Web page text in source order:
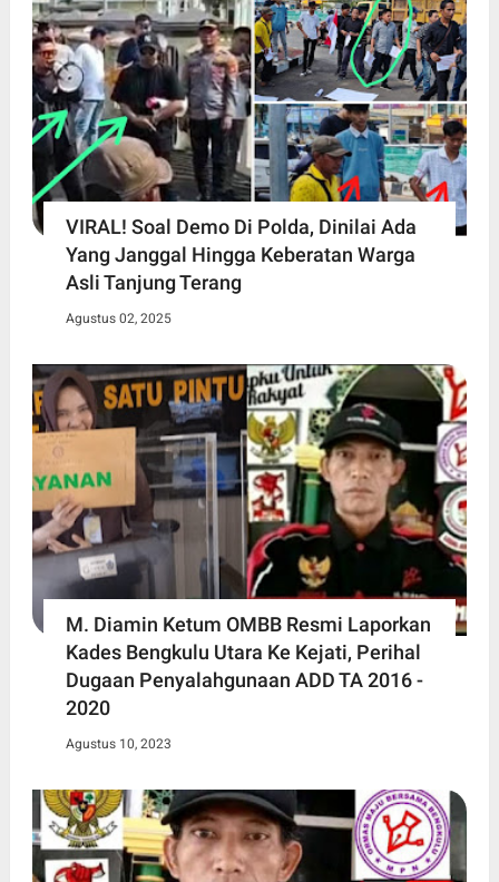
VIRAL! Soal Demo Di Polda, Dinilai Ada
Yang Janggal Hingga Keberatan Warga
Asli Tanjung Terang
Agustus 02, 2025
M. Diamin Ketum OMBB Resmi Laporkan
Kades Bengkulu Utara Ke Kejati, Perihal
Dugaan Penyalahgunaan ADD TA 2016 -
2020
Agustus 10, 2023